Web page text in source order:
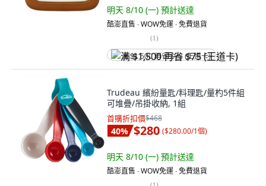
明天 8/10 (一) 預計送達
酷澎直售 ∙ WOW免運 ∙ 免費退貨
(1)
满 $1,500 再省 $75 (王道卡)
Trudeau 繽紛量匙/料理匙/量杓5件組
可堆疊/吊掛收納, 1組
首購折扣價$468
40% $280 ($280.00/1個)
明天 8/10 (一) 預計送達
酷澎直售 ∙ WOW免運 ∙ 免費退貨
(1)